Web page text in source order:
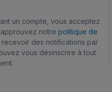
un compte, vous acceptez
notre politique de
recevoir des notifications par
vous désinscrire à tout